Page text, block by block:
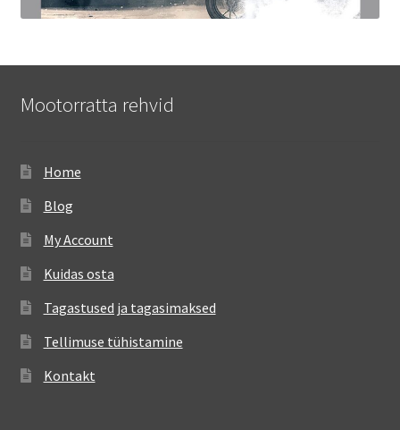
Mootorratta rehvid
Home
Blog
My Account
Kuidas osta
Tagastused ja tagasimaksed
Tellimuse tühistamine
Kontakt